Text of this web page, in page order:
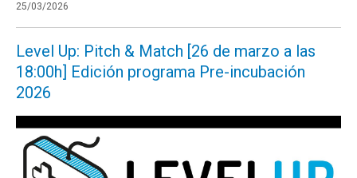
25/03/2026
Level Up: Pitch & Match [26 de marzo a las
18:00h] Edición programa Pre-incubación
2026